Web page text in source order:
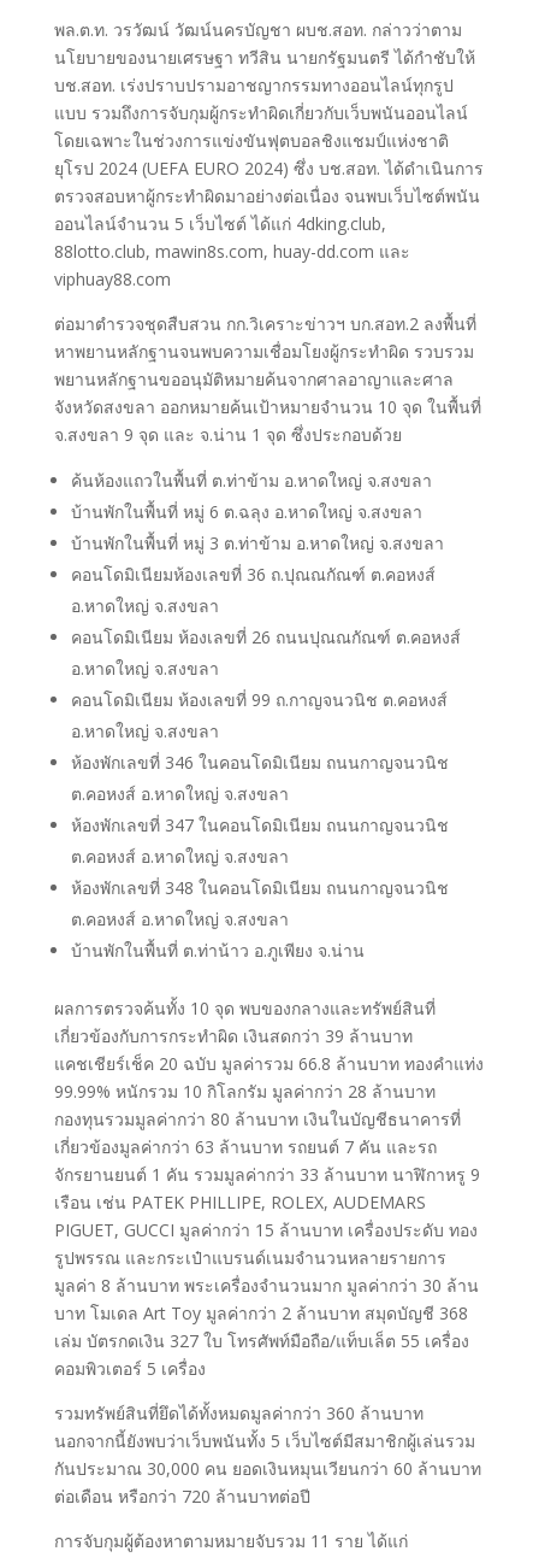
พล.ต.ท. วรวัฒน์ วัฒน์นครบัญชา ผบช.สอท. กล่าวว่าตาม
นโยบายของนายเศรษฐา ทวีสิน นายกรัฐมนตรี ได้กำชับให้
บช.สอท. เร่งปราบปรามอาชญากรรมทางออนไลน์ทุกรูป
แบบ รวมถึงการจับกุมผู้กระทำผิดเกี่ยวกับเว็บพนันออนไลน์
โดยเฉพาะในช่วงการแข่งขันฟุตบอลชิงแชมป์แห่งชาติ
ยุโรป 2024 (UEFA EURO 2024) ซึ่ง บช.สอท. ได้ดำเนินการ
ตรวจสอบหาผู้กระทำผิดมาอย่างต่อเนื่อง จนพบเว็บไซต์พนัน
ออนไลน์จำนวน 5 เว็บไซต์ ได้แก่ 4dking.club,
88lotto.club, mawin8s.com, huay-dd.com และ
viphuay88.com
ต่อมาตำรวจชุดสืบสวน กก.วิเคราะข่าวฯ บก.สอท.2 ลงพื้นที่
หาพยานหลักฐานจนพบความเชื่อมโยงผู้กระทำผิด รวบรวม
พยานหลักฐานขออนุมัติหมายค้นจากศาลอาญาและศาล
จังหวัดสงขลา ออกหมายค้นเป้าหมายจำนวน 10 จุด ในพื้นที่
จ.สงขลา 9 จุด และ จ.น่าน 1 จุด ซึ่งประกอบด้วย
ค้นห้องแถวในพื้นที่ ต.ท่าข้าม อ.หาดใหญ่ จ.สงขลา
บ้านพักในพื้นที่ หมู่ 6 ต.ฉลุง อ.หาดใหญ่ จ.สงขลา
บ้านพักในพื้นที่ หมู่ 3 ต.ท่าข้าม อ.หาดใหญ่ จ.สงขลา
คอนโดมิเนียมห้องเลขที่ 36 ถ.ปุณณกัณฑ์ ต.คอหงส์
อ.หาดใหญ่ จ.สงขลา
คอนโดมิเนียม ห้องเลขที่ 26 ถนนปุณณกัณฑ์ ต.คอหงส์
อ.หาดใหญ่ จ.สงขลา
คอนโดมิเนียม ห้องเลขที่ 99 ถ.กาญจนวนิช ต.คอหงส์
อ.หาดใหญ่ จ.สงขลา
ห้องพักเลขที่ 346 ในคอนโดมิเนียม ถนนกาญจนวนิช
ต.คอหงส์ อ.หาดใหญ่ จ.สงขลา
ห้องพักเลขที่ 347 ในคอนโดมิเนียม ถนนกาญจนวนิช
ต.คอหงส์ อ.หาดใหญ่ จ.สงขลา
ห้องพักเลขที่ 348 ในคอนโดมิเนียม ถนนกาญจนวนิช
ต.คอหงส์ อ.หาดใหญ่ จ.สงขลา
บ้านพักในพื้นที่ ต.ท่าน้าว อ.ภูเพียง จ.น่าน
ผลการตรวจค้นทั้ง 10 จุด พบของกลางและทรัพย์สินที่
เกี่ยวข้องกับการกระทำผิด เงินสดกว่า 39 ล้านบาท
แคชเชียร์เช็ค 20 ฉบับ มูลค่ารวม 66.8 ล้านบาท ทองคำแท่ง
99.99% หนักรวม 10 กิโลกรัม มูลค่ากว่า 28 ล้านบาท
กองทุนรวมมูลค่ากว่า 80 ล้านบาท เงินในบัญชีธนาคารที่
เกี่ยวข้องมูลค่ากว่า 63 ล้านบาท รถยนต์ 7 คัน และรถ
จักรยานยนต์ 1 คัน รวมมูลค่ากว่า 33 ล้านบาท นาฬิกาหรู 9
เรือน เช่น PATEK PHILLIPE, ROLEX, AUDEMARS
PIGUET, GUCCI มูลค่ากว่า 15 ล้านบาท เครื่องประดับ ทอง
รูปพรรณ และกระเป๋าแบรนด์เนมจำนวนหลายรายการ
มูลค่า 8 ล้านบาท พระเครื่องจำนวนมาก มูลค่ากว่า 30 ล้าน
บาท โมเดล Art Toy มูลค่ากว่า 2 ล้านบาท สมุดบัญชี 368
เล่ม บัตรกดเงิน 327 ใบ โทรศัพท์มือถือ/แท็บเล็ต 55 เครื่อง
คอมพิวเตอร์ 5 เครื่อง
รวมทรัพย์สินที่ยึดได้ทั้งหมดมูลค่ากว่า 360 ล้านบาท
นอกจากนี้ยังพบว่าเว็บพนันทั้ง 5 เว็บไซต์มีสมาชิกผู้เล่นรวม
กันประมาณ 30,000 คน ยอดเงินหมุนเวียนกว่า 60 ล้านบาท
ต่อเดือน หรือกว่า 720 ล้านบาทต่อปี
การจับกุมผู้ต้องหาตามหมายจับรวม 11 ราย ได้แก่